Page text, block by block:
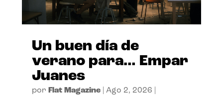
Un buen día de
verano para… Empar
Juanes
por Flat Magazine| Ago 2, 2026